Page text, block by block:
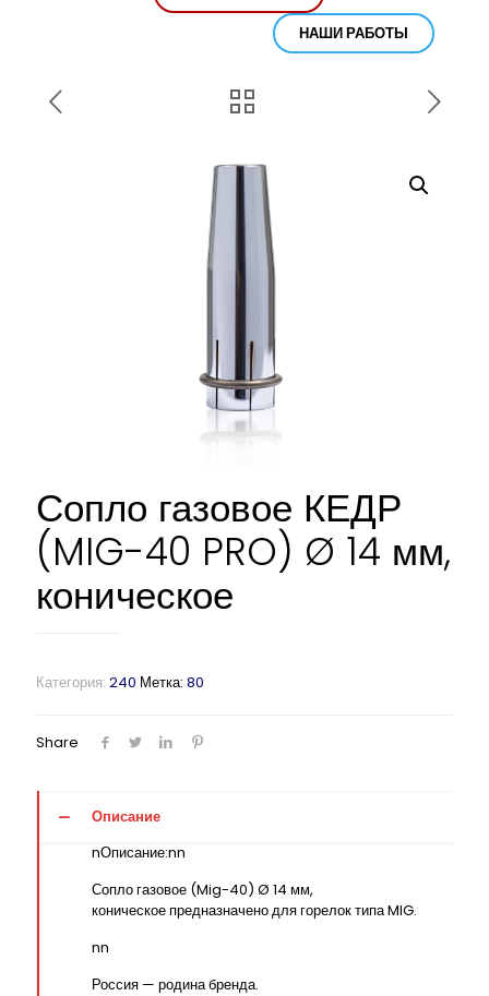
НАШИ РАБОТЫ
Сопло газовое КЕДР
(MIG-40 PRO) Ø 14 мм,
коническое
Категория: 240 Метка: 80
Share
Описание
nОписание:nn
Сопло газовое (Mig-40) Ø 14 мм,
коническое предназначено для горелок типа MIG.
nn
Россия — родина бренда.